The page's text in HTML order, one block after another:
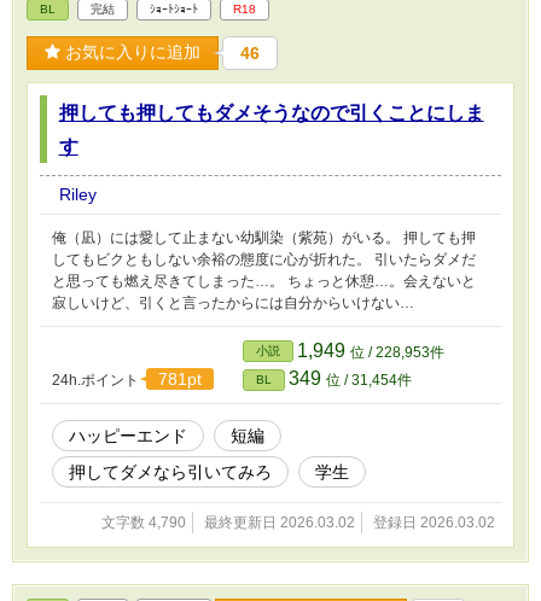
BL 完結 ｼｮｰﾄｼｮｰﾄ R18
お気に入りに追加 46
押しても押してもダメそうなので引くことにしま
す
Riley
俺（凪）には愛して止まない幼馴染（紫苑）がいる。 押しても押
してもビクともしない余裕の態度に心が折れた。 引いたらダメだ
と思っても燃え尽きてしまった…。 ちょっと休憩…。会えないと
寂しいけど、引くと言ったからには自分からいけない…
24h.ポイント 781pt
小説 1,949 位 / 228,953件
BL 349 位 / 31,454件
ハッピーエンド
短編
押してダメなら引いてみろ
学生
文字数 4,790 最終更新日 2026.03.02 登録日 2026.03.02